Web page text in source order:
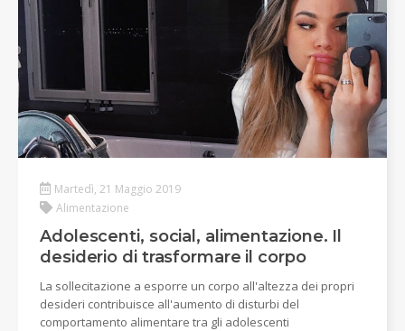
Martedì, 21 Maggio 2019
Alimentazione
Adolescenti, social, alimentazione. Il
desiderio di trasformare il corpo
La sollecitazione a esporre un corpo all'altezza dei propri
desideri contribuisce all'aumento di disturbi del
comportamento alimentare tra gli adolescenti